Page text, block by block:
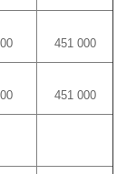
451 000
451 000